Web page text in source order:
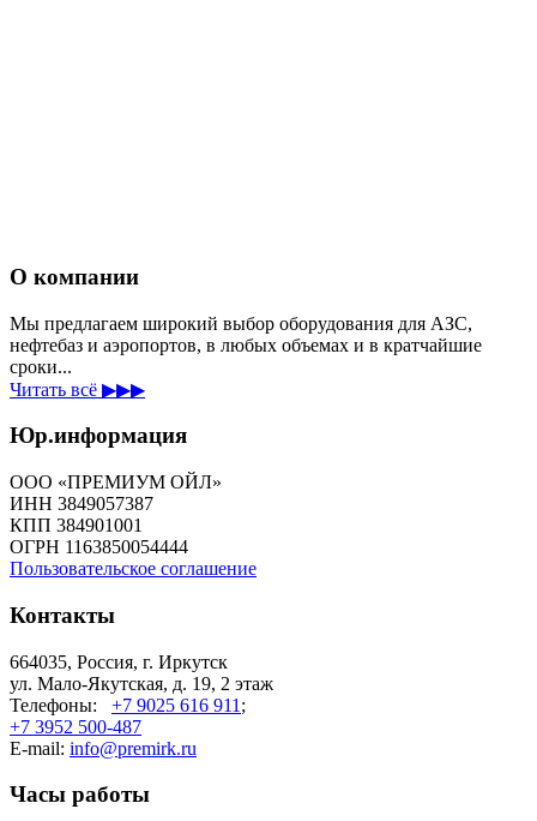
О компании
Мы предлагаем широкий выбор оборудования для АЗС,
нефтебаз и аэропортов, в любых объемах и в кратчайшие
сроки...
Читать всё ▶▶▶
Юр.информация
ООО «ПРЕМИУМ ОЙЛ»
ИНН 3849057387
КПП 384901001
ОГРН 1163850054444
Пользовательское соглашение
Контакты
664035, Россия, г. Иркутск
ул. Мало-Якутская, д. 19, 2 этаж
Телефоны: +7 9025 616 911 ;
+7 3952 500-487
E-mail: info@premirk.ru
Часы работы